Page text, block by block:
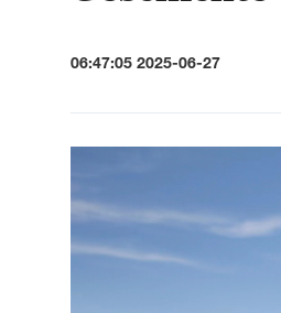
06:47:05 2025-06-27